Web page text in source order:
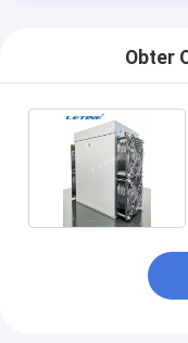
Obter